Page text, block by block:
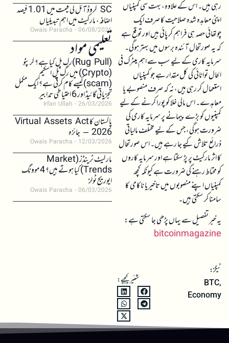
رہی ہیں۔ اس کے علاوہ، بہت سی کمپنیاں
اپنی معاہدہ شدہ صلاحیت کا صرف ایک
چوتھائی حصہ ہی فراہم کر پائی ہیں اور توقع ہے
کہ یہ صورتحال آئندہ برسوں میں بہتر ہوگی۔
سرمایہ کاری کے لیے سب سے اہم میٹرک فی
الحال توانائی کی کل مقدار ہے جو کمپنیاں
استعمال کر رہی ہیں، نہ کہ صرف منصوبے یا
معاہدے۔ اس مالی خلا کو پورا کرنے کے لیے
کمپنیوں کو بڑے پیمانے پر سرمایہ کاری کی
ضرورت ہوگی، جس کے لیے مختلف مالیاتی
ذرائع تلاش کیے جا رہے ہیں۔ اس صورتحال
کا اثر مارکیٹ پر پڑ سکتا ہے اور سرمایہ کاروں
کو محتاط رہنے کی ضرورت ہے کیونکہ کچھ
کمپنیاں اپنے منصوبوں میں تاخیر یا ناکامی کا
سامنا کر سکتی ہیں۔
یہ خبر تفصیل سے یہاں پڑھی جا سکتی ہے:
bitcoinmagazine
ٹیگز:
BTC,
Economy
شئیر کیجیے:
SC کروڈ آئل کی قیمت میں 1.01 فیصد
اضافہ، مارکیٹ میں اہم تبدیلیاں
Owais Paracha 06/08/2026
تعلیمی مواد(Rug Pull)رگ پل کیا ہے؟ کرپٹو
(Crypto) میں رگ پل اسکیم
(scam)کیسے کام کرتی ہے؟ ایک مکمل
تجزیاتی گائیڈ اور 6 احتیاطی تدابیر
Irfan Ullah 26/03/2026
پاکستان کا Virtual Assets Act
2026 – جائزہ
Owais Paracha 12/03/2026
مارکیٹ ٹرینڈز (Market
Trends) کیا ہوتے ہیں؟ 4 موونگ
ایوریج ٹولز
Owais Paracha 06/03/2026